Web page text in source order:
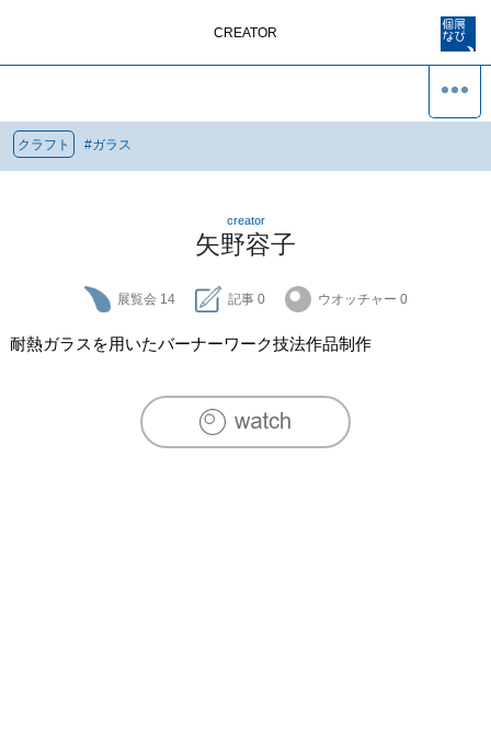
CREATOR
クラフト #ガラス
creator
矢野容子
展覧会 14 記事 0 ウオッチャー 0
耐熱ガラスを用いたバーナーワーク技法作品制作